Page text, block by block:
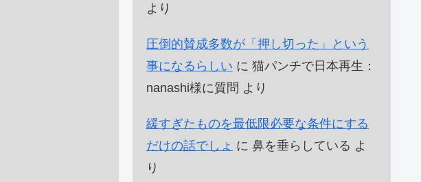
より
圧倒的賛成多数が「押し切った」という
事になるらしい に 猫パンチで日本再生：
nanashi様に質問 より
緩すぎたものを最低限必要な条件にする
だけの話でしょ に 鼻を垂らしている よ
り